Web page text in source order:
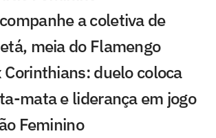
a coletiva de
meia do Flamengo
Corinthians: duelo coloca
mata e liderança em jogo
Feminino